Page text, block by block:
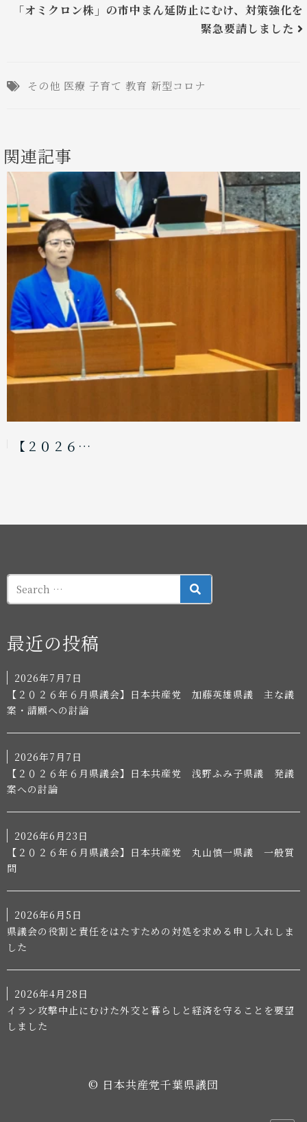
「オミクロン株」の市中まん延防止にむけ、対策強化を
緊急要請しました
その他 医療 子育て 教育 新型コロナ
関連記事
【２０２６…
SEARCH
最近の投稿
2026年7月7日
【２０２６年６月県議会】日本共産党 加藤英雄県議 主な議
案・請願への討論
2026年7月7日
【２０２６年６月県議会】日本共産党 浅野ふみ子県議 発議
案への討論
2026年6月23日
【２０２６年６月県議会】日本共産党 丸山慎一県議 一般質
問
2026年6月5日
県議会の役割と責任をはたすための対処を求める申し入れしま
した
2026年4月28日
イラン攻撃中止にむけた外交と暮らしと経済を守ることを要望
しました
© 日本共産党千葉県議団